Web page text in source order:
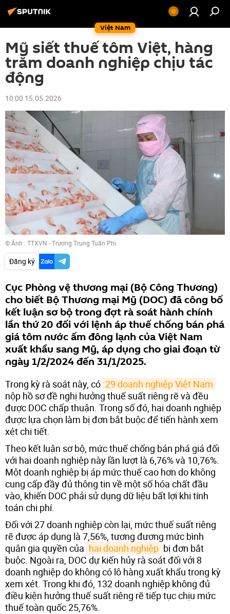
Việt Nam
Mỹ siết thuế tôm Việt, hàng
trăm doanh nghiệp chịu tác
động
10:00 15.05.2026
© Ảnh : TTXVN - Trương Trung Tuấn Phi
Đăng ký
Cục Phòng vệ thương mại (Bộ Công Thương)
cho biết Bộ Thương mại Mỹ (DOC) đã công bố
kết luận sơ bộ trong đợt rà soát hành chính
lần thứ 20 đối với lệnh áp thuế chống bán phá
giá tôm nước ấm đông lạnh của Việt Nam
xuất khẩu sang Mỹ, áp dụng cho giai đoạn từ
ngày 1/2/2024 đến 31/1/2025.
Trong kỳ rà soát này, có 29 doanh nghiệp Việt Nam
nộp hồ sơ đề nghị hưởng thuế suất riêng rẽ và đều
được DOC chấp thuận. Trong số đó, hai doanh nghiệp
được lựa chọn làm bị đơn bắt buộc để tiến hành xem
xét chi tiết.
Theo kết luận sơ bộ, mức thuế chống bán phá giá đối
với hai doanh nghiệp này lần lượt là 6,76% và 10,76%.
Một doanh nghiệp bị áp mức thuế cao hơn do không
cung cấp đầy đủ thông tin về một số hóa chất đầu
vào, khiến DOC phải sử dụng dữ liệu bất lợi khi tính
toán chi phí.
Đối với 27 doanh nghiệp còn lại, mức thuế suất riêng
rẽ được áp dụng là 7,56%, tương đương mức bình
quân gia quyền của hai doanh nghiệp bị đơn bắt
buộc. Ngoài ra, DOC dự kiến hủy rà soát đối với 8
doanh nghiệp do không có lô hàng xuất khẩu trong kỳ
xem xét. Trong khi đó, 132 doanh nghiệp không đủ
điều kiện hưởng thuế suất riêng rẽ tiếp tục chịu mức
thuế toàn quốc 25,76%.